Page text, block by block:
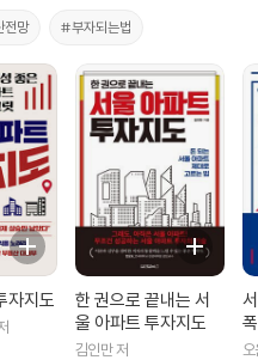
전망 #부자되는법
자지도
한 권으로 끝내는 서
울 아파트 투자지도
김인만 저 오